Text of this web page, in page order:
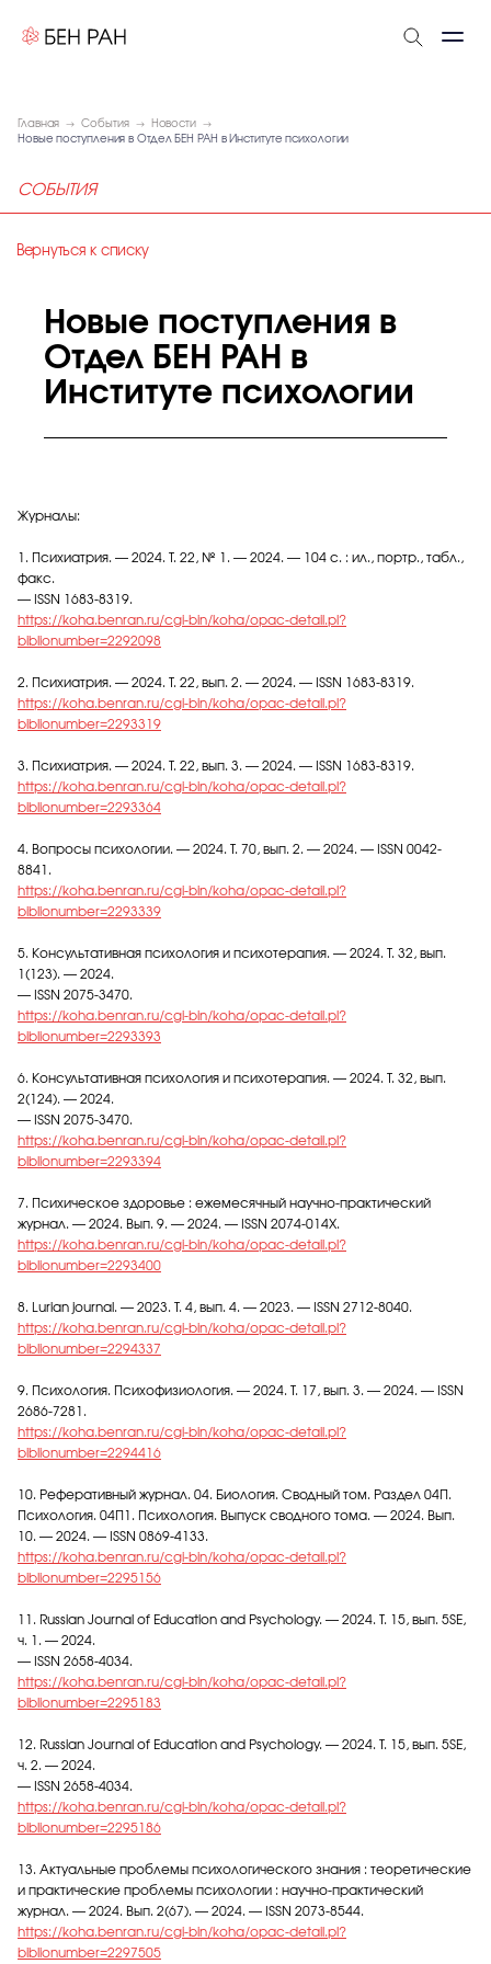
Главная События
Новости
Новые поступления в Отдел БЕН РАН в Институте психологии
СОБЫТИЯ
Вернуться к списку
Новые поступления в
Отдел БЕН РАН в
Институте психологии
Журналы:
1. Психиатрия. — 2024. Т. 22, № 1. — 2024. — 104 с. : ил., портр., табл.,
факс.
— ISSN 1683-8319.
https://koha.benran.ru/cgi-bin/koha/opac-detail.pl?
biblionumber=2292098
2. Психиатрия. — 2024. Т. 22, вып. 2. — 2024. — ISSN 1683-8319.
https://koha.benran.ru/cgi-bin/koha/opac-detail.pl?
biblionumber=2293319
3. Психиатрия. — 2024. Т. 22, вып. 3. — 2024. — ISSN 1683-8319.
https://koha.benran.ru/cgi-bin/koha/opac-detail.pl?
biblionumber=2293364
4. Вопросы психологии. — 2024. Т. 70, вып. 2. — 2024. — ISSN 0042-
8841.
https://koha.benran.ru/cgi-bin/koha/opac-detail.pl?
biblionumber=2293339
5. Консультативная психология и психотерапия. — 2024. Т. 32, вып.
1(123). — 2024.
— ISSN 2075-3470.
https://koha.benran.ru/cgi-bin/koha/opac-detail.pl?
biblionumber=2293393
6. Консультативная психология и психотерапия. — 2024. Т. 32, вып.
2(124). — 2024.
— ISSN 2075-3470.
https://koha.benran.ru/cgi-bin/koha/opac-detail.pl?
biblionumber=2293394
7. Психическое здоровье : ежемесячный научно-практический
журнал. — 2024. Вып. 9. — 2024. — ISSN 2074-014X.
https://koha.benran.ru/cgi-bin/koha/opac-detail.pl?
biblionumber=2293400
8. Lurian journal. — 2023. Т. 4, вып. 4. — 2023. — ISSN 2712-8040.
https://koha.benran.ru/cgi-bin/koha/opac-detail.pl?
biblionumber=2294337
9. Психология. Психофизиология. — 2024. Т. 17, вып. 3. — 2024. — ISSN
2686-7281.
https://koha.benran.ru/cgi-bin/koha/opac-detail.pl?
biblionumber=2294416
10. Реферативный журнал. 04. Биология. Сводный том. Раздел 04П.
Психология. 04П1. Психология. Выпуск сводного тома. — 2024. Вып.
10. — 2024. — ISSN 0869-4133.
https://koha.benran.ru/cgi-bin/koha/opac-detail.pl?
biblionumber=2295156
11. Russian Journal of Education and Psychology. — 2024. Т. 15, вып. 5SE,
ч. 1. — 2024.
— ISSN 2658-4034.
https://koha.benran.ru/cgi-bin/koha/opac-detail.pl?
biblionumber=2295183
12. Russian Journal of Education and Psychology. — 2024. Т. 15, вып. 5SE,
ч. 2. — 2024.
— ISSN 2658-4034.
https://koha.benran.ru/cgi-bin/koha/opac-detail.pl?
biblionumber=2295186
13. Актуальные проблемы психологического знания : теоретические
и практические проблемы психологии : научно-практический
журнал. — 2024. Вып. 2(67). — 2024. — ISSN 2073-8544.
https://koha.benran.ru/cgi-bin/koha/opac-detail.pl?
biblionumber=2297505